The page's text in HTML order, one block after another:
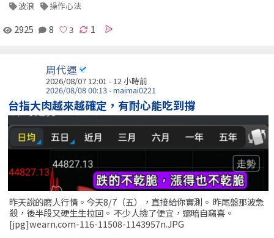
波浪 操作心法
2925 8 1
周代運
2026/08/07 12:01 - 12 小時前
2026/08/08 00:13 - maimai0221
台指大肉越來越確定，有耐心能吃到撐
昨天說的磨人行情。今天8/7（五），直接給你實測。 昨尾盤那波急
殺，後半段又硬生生拉回。 不少人撿了便宜，還暗自竊喜。
[jpg]wearn.com-116-11508-1143957n.JPG